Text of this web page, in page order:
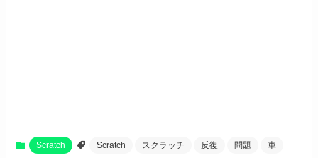
Scratch Scratch スクラッチ 反復 問題 車